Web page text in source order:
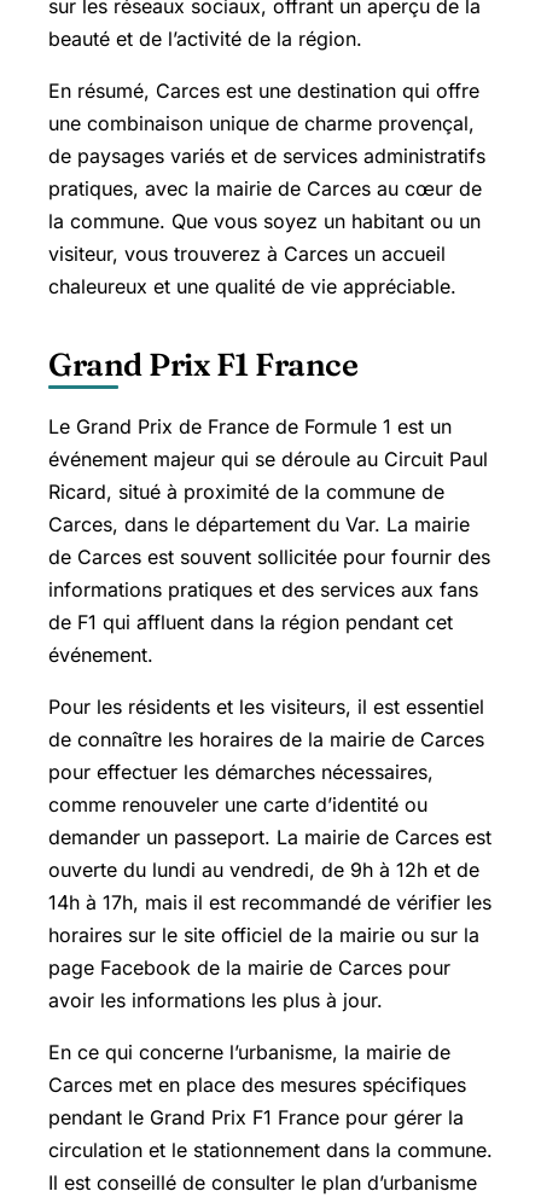
sur les réseaux sociaux, offrant un aperçu de la
beauté et de l’activité de la région.
En résumé, Carces est une destination qui offre
une combinaison unique de charme provençal,
de paysages variés et de services administratifs
pratiques, avec la mairie de Carces au cœur de
la commune. Que vous soyez un habitant ou un
visiteur, vous trouverez à Carces un accueil
chaleureux et une qualité de vie appréciable.
Grand Prix F1 France
Le Grand Prix de France de Formule 1 est un
événement majeur qui se déroule au Circuit Paul
Ricard, situé à proximité de la commune de
Carces, dans le département du Var. La mairie
de Carces est souvent sollicitée pour fournir des
informations pratiques et des services aux fans
de F1 qui affluent dans la région pendant cet
événement.
Pour les résidents et les visiteurs, il est essentiel
de connaître les horaires de la mairie de Carces
pour effectuer les démarches nécessaires,
comme renouveler une carte d’identité ou
demander un passeport. La mairie de Carces est
ouverte du lundi au vendredi, de 9h à 12h et de
14h à 17h, mais il est recommandé de vérifier les
horaires sur le site officiel de la mairie ou sur la
page Facebook de la mairie de Carces pour
avoir les informations les plus à jour.
En ce qui concerne l’urbanisme, la mairie de
Carces met en place des mesures spécifiques
pendant le Grand Prix F1 France pour gérer la
circulation et le stationnement dans la commune.
Il est conseillé de consulter le plan d’urbanisme